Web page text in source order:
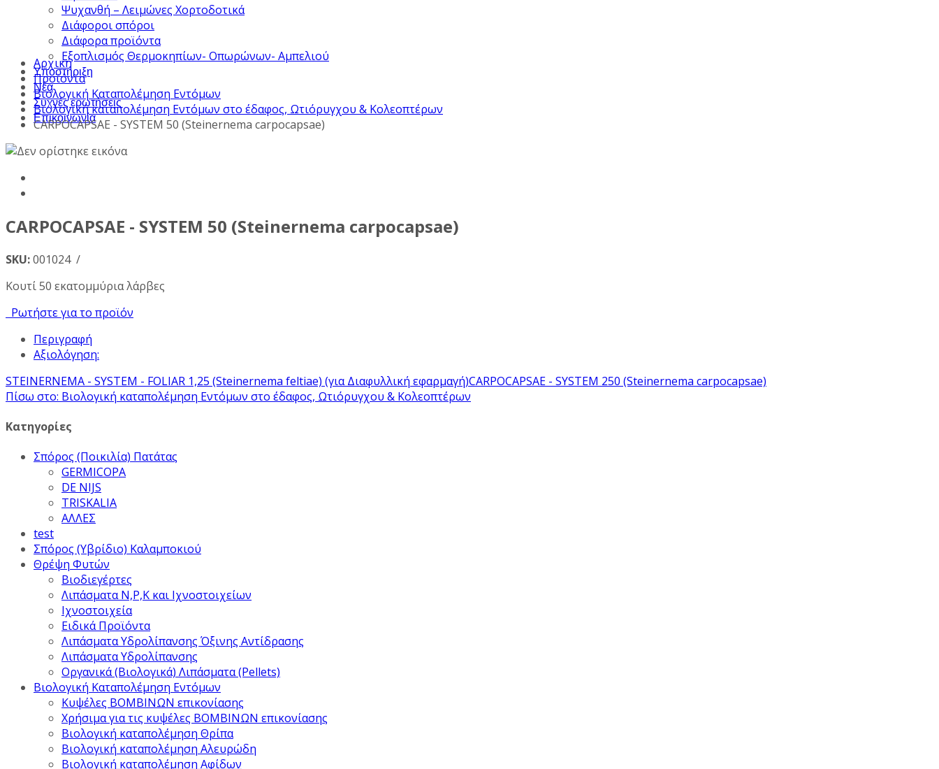
Ψυχανθή – Λειμώνες Χορτοδοτικά
Διάφοροι σπόροι
Διάφορα προϊόντα
Εξοπλισμός Θερμοκηπίων- Οπωρώνων- Αμπελιού
Υποστήριξη
Νέα
Συχνές ερωτήσεις
Επικοινωνία
Αρχική
Προϊόντα
Βιολογική Καταπολέμηση Εντόμων
Βιολογική καταπολέμηση Εντόμων στο έδαφος, Ωτιόρυγχου & Κολεοπτέρων
CARPOCAPSAE - SYSTEM 50 (Steinernema carpocapsae)
CARPOCAPSAE - SYSTEM 50 (Steinernema carpocapsae)
SKU:001024 /
Κουτί 50 εκατομμύρια λάρβες
Ρωτήστε για το προϊόν
Περιγραφή
Αξιολόγηση:
STEINERNEMA - SYSTEM - FOLIAR 1,25 (Steinernema feltiae) (για Διαφυλλική εφαρμαγή)CARPOCAPSAE - SYSTEM 250 (Steinernema carpocapsae)
Πίσω στο: Βιολογική καταπολέμηση Εντόμων στο έδαφος, Ωτιόρυγχου & Κολεοπτέρων
Κατηγορίες
Σπόρος (Ποικιλία) Πατάτας
GERMICOPA
DE NIJS
TRISKALIA
ΑΛΛΕΣ
test
Σπόρος (Υβρίδιο) Καλαμποκιού
Θρέψη Φυτών
Βιοδιεγέρτες
Λιπάσματα Ν,Ρ,Κ και Ιχνοστοιχείων
Ιχνοστοιχεία
Ειδικά Προϊόντα
Λιπάσματα Υδρολίπανσης Όξινης Αντίδρασης
Λιπάσματα Υδρολίπανσης
Οργανικά (Βιολογικά) Λιπάσματα (Pellets)
Βιολογική Καταπολέμηση Εντόμων
Κυψέλες ΒΟΜΒΙΝΩΝ επικονίασης
Χρήσιμα για τις κυψέλες ΒΟΜΒΙΝΩΝ επικονίασης
Βιολογική καταπολέμηση Θρίπα
Βιολογική καταπολέμηση Αλευρώδη
Βιολογική καταπολέμηση Αφίδων